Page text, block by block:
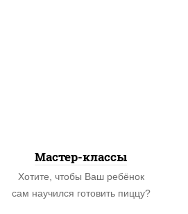
Мастер-классы
Хотите, чтобы Ваш ребёнок
сам научился готовить пиццу?